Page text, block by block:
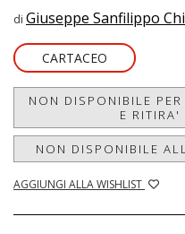
di Giuseppe Sanfilippo
CARTACEO
NON DISPONIBILE
E RITIRA'
NON DISPONIBILE
AGGIUNGI ALLA WISHLIST